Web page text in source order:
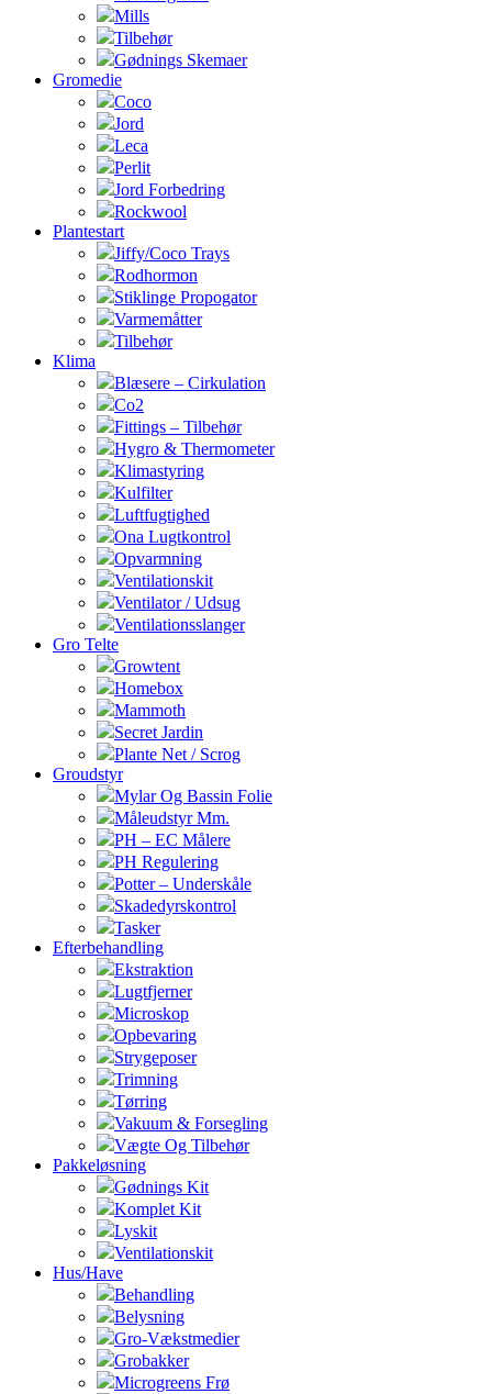
Mills
Tilbehør
Gødnings Skemaer
Gromedie
Coco
Jord
Leca
Perlit
Jord Forbedring
Rockwool
Plantestart
Jiffy/Coco Trays
Rodhormon
Stiklinge Propogator
Varmemåtter
Tilbehør
Klima
Blæsere – Cirkulation
Co2
Fittings – Tilbehør
Hygro & Thermometer
Klimastyring
Kulfilter
Luftfugtighed
Ona Lugtkontrol
Opvarmning
Ventilationskit
Ventilator / Udsug
Ventilationsslanger
Gro Telte
Growtent
Homebox
Mammoth
Secret Jardin
Plante Net / Scrog
Groudstyr
Mylar Og Bassin Folie
Måleudstyr Mm.
PH – EC Målere
PH Regulering
Potter – Underskåle
Skadedyrskontrol
Tasker
Efterbehandling
Ekstraktion
Lugtfjerner
Microskop
Opbevaring
Strygeposer
Trimning
Tørring
Vakuum & Forsegling
Vægte Og Tilbehør
Pakkeløsning
Gødnings Kit
Komplet Kit
Lyskit
Ventilationskit
Hus/Have
Behandling
Belysning
Gro-Vækstmedier
Grobakker
Microgreens Frø